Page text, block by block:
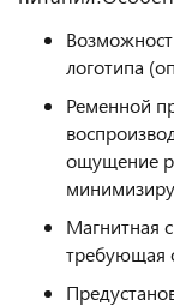
логотипа
Ременной
ощущение
Магнитная
требующая